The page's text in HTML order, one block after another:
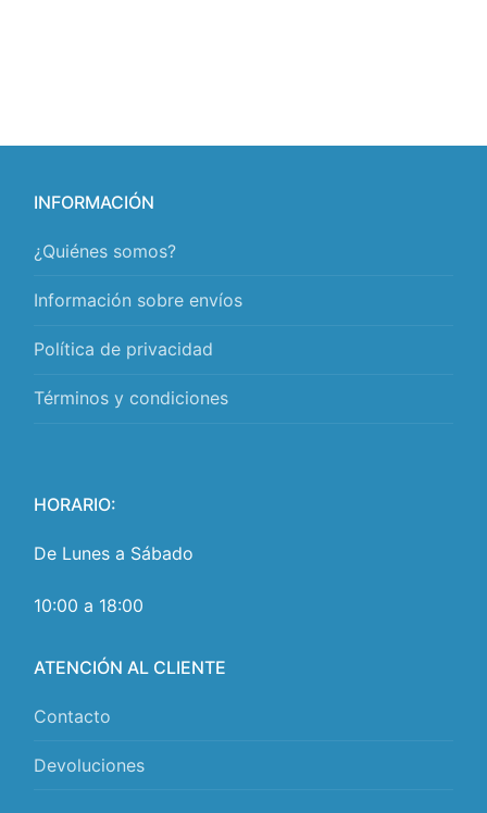
INFORMACIÓN
¿Quiénes somos?
Información sobre envíos
Política de privacidad
Términos y condiciones
HORARIO:
De Lunes a Sábado
10:00 a 18:00
ATENCIÓN AL CLIENTE
Contacto
Devoluciones